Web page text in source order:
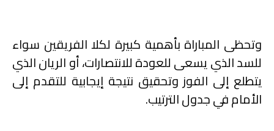
وتحظى المباراة بأهمية كبيرة لكلا الفريقين سواء
للسد الذي يسعى للعودة للانتصارات، أو الريان الذي
يتطلع إلى الفوز وتحقيق نتيجة إيجابية للتقدم إلى
الأمام في جدول الترتيب.